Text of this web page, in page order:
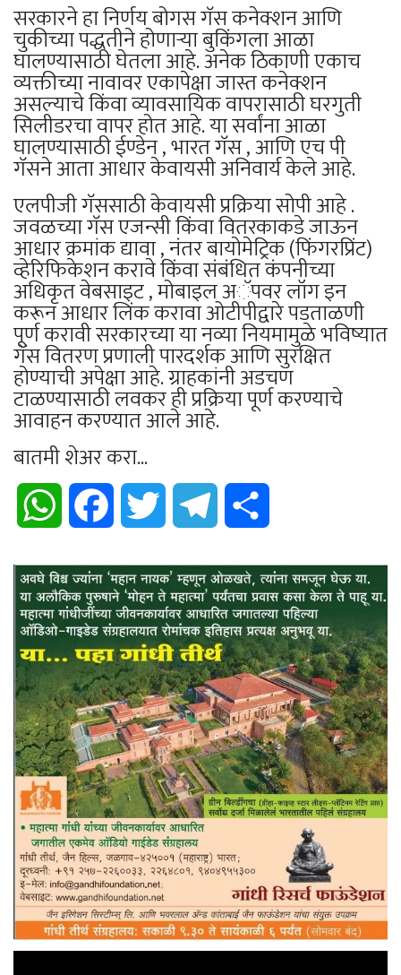
सरकारने हा निर्णय बोगस गॅस कनेक्शन आणि
चुकीच्या पद्धतीने होणाऱ्या बुकिंगला आळा
घालण्यासाठी घेतला आहे. अनेक ठिकाणी एकाच
व्यक्तीच्या नावावर एकापेक्षा जास्त कनेक्शन
असल्याचे किंवा व्यावसायिक वापरासाठी घरगुती
सिलीडरचा वापर होत आहे. या सर्वांना आळा
घालण्यासाठी ईण्डेन , भारत गॅस , आणि एच पी
गॅसने आता आधार केवायसी अनिवार्य केले आहे.
एलपीजी गॅससाठी केवायसी प्रक्रिया सोपी आहे .
जवळच्या गॅस एजन्सी किंवा वितरकाकडे जाऊन
आधार क्रमांक द्यावा , नंतर बायोमेट्रिक (फिंगरप्रिंट)
व्हेरिफिकेशन करावे किंवा संबंधित कंपनीच्या
अधिकृत वेबसाइट , मोबाइल अॅपवर लॉग इन
करून आधार लिंक करावा ओटीपीद्वारे पडताळणी
पूर्ण करावी सरकारच्या या नव्या नियमामुळे भविष्यात
गॅस वितरण प्रणाली पारदर्शक आणि सुरक्षित
होण्याची अपेक्षा आहे. ग्राहकांनी अडचण
टाळण्यासाठी लवकर ही प्रक्रिया पूर्ण करण्याचे
आवाहन करण्यात आले आहे.
बातमी शेअर करा...
WhatsApp Facebook Twitter Telegram